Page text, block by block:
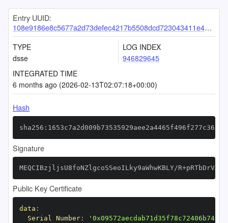
Entry UUID:
108e9186e8c5677a2d73defec4217b5508dcd723043411e4bc3c709d6c33b37c1c6652f2ed1b570b
TYPE
dsse
LOG INDEX
946829645
INTEGRATED TIME
6 months ago (2026-02-13T02:07:18+00:00)
Hash
Signature
MEQCIBzjljsU8foNZlgcoSSeoILky9aWhwKBLY/
Public Key Certificate
data :
Serial Number: